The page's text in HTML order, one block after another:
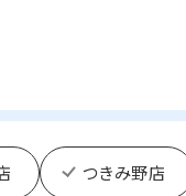
つきみ野店